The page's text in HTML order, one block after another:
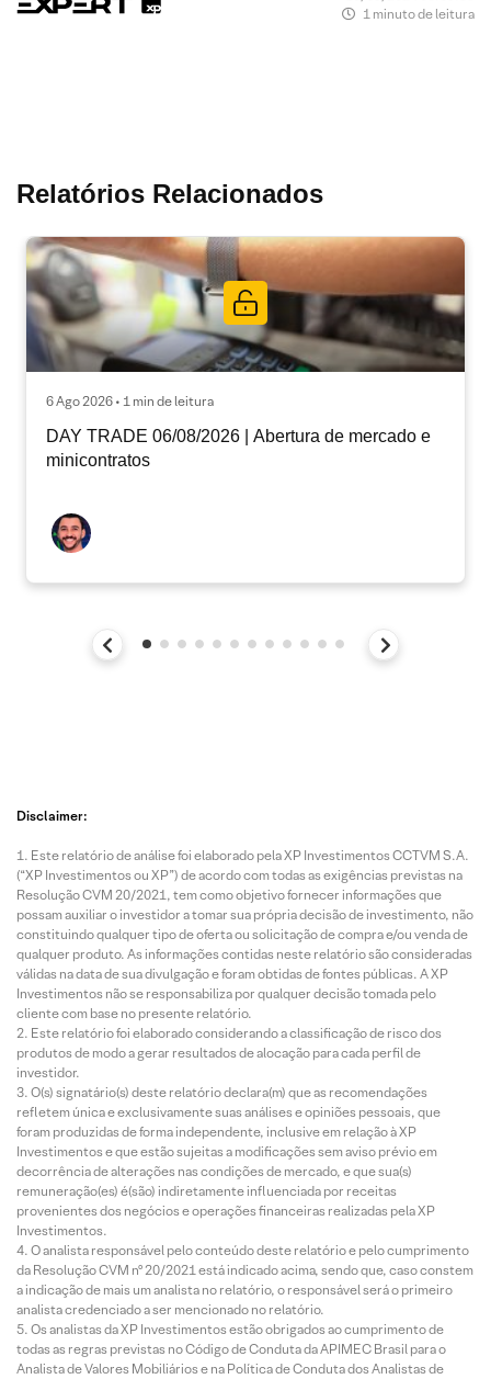
1 minuto de leitura
Relatórios Relacionados
6 Ago 2026 • 1 min de leitura
DAY TRADE 06/08/2026 | Abertura de mercado e
minicontratos
Disclaimer:
Este relatório de análise foi elaborado pela XP Investimentos CCTVM S.A.
(“XP Investimentos ou XP”) de acordo com todas as exigências previstas na
Resolução CVM 20/2021, tem como objetivo fornecer informações que
possam auxiliar o investidor a tomar sua própria decisão de investimento, não
constituindo qualquer tipo de oferta ou solicitação de compra e/ou venda de
qualquer produto. As informações contidas neste relatório são consideradas
válidas na data de sua divulgação e foram obtidas de fontes públicas. A XP
Investimentos não se responsabiliza por qualquer decisão tomada pelo
cliente com base no presente relatório.
Este relatório foi elaborado considerando a classificação de risco dos
produtos de modo a gerar resultados de alocação para cada perfil de
investidor.
O(s) signatário(s) deste relatório declara(m) que as recomendações
refletem única e exclusivamente suas análises e opiniões pessoais, que
foram produzidas de forma independente, inclusive em relação à XP
Investimentos e que estão sujeitas a modificações sem aviso prévio em
decorrência de alterações nas condições de mercado, e que sua(s)
remuneração(es) é(são) indiretamente influenciada por receitas
provenientes dos negócios e operações financeiras realizadas pela XP
Investimentos.
O analista responsável pelo conteúdo deste relatório e pelo cumprimento
da Resolução CVM nº 20/2021 está indicado acima, sendo que, caso constem
a indicação de mais um analista no relatório, o responsável será o primeiro
analista credenciado a ser mencionado no relatório.
Os analistas da XP Investimentos estão obrigados ao cumprimento de
todas as regras previstas no Código de Conduta da APIMEC Brasil para o
Analista de Valores Mobiliários e na Política de Conduta dos Analistas de